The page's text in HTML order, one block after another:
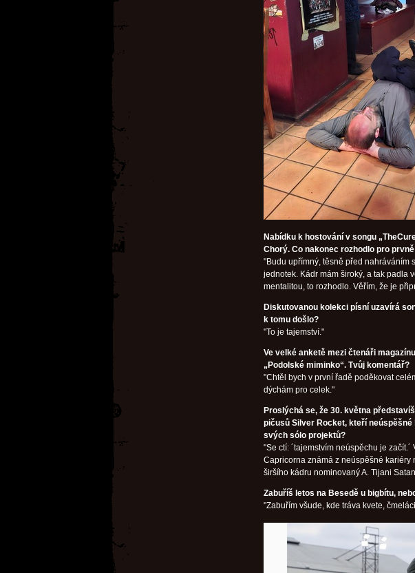
Nabídku k hostování v songu
Chorý. Co nakonec rozhodlo pro
"Budu upřímný, těsně před nahráváním
jednotek. Kádr mám široký, a tak padla
mentalitou, to rozhodlo. Věřím, že je
Diskutovanou kolekci písní uzavírá
k tomu došlo?
"To je tajemství."
Ve velké anketě mezi čtenáři
„Podolské miminko“. Tvůj komentář?
"Chtěl bych v první řadě poděkovat
dýchám pro celek."
Proslýchá se, že 30. května
pičusů Silver Rocket, kteří
svých sólo projektů?
"Se ctí: ´tajemstvím neúspěchu je
Capricorna známá z neúspěšné kariéry
širšího kádru nominovaný A. Tijani
Zabuříš letos na Besedě u bigbítu,
"Zabuřím všude, kde tráva kvete,